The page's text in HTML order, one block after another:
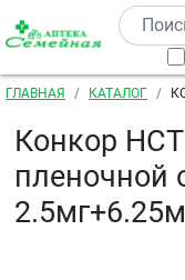
Перейти к
Строка
ГЛАВНАЯ КАТАЛОГ
Конкор
пленочной